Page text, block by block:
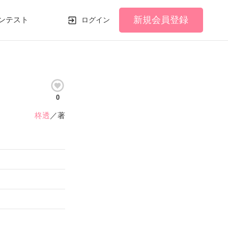
テスト ログイン 新規会員登録
0
柊透 ／著